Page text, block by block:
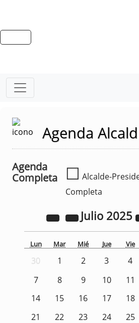
Agenda
Agenda
Completa
☐ Alcalde-
Completa
Julio 2025
Lun Mar Mié Jue Vie
30 1 2 3 4
7
8 9 10 11
14
15 16 17 18
21
22 23 24 25